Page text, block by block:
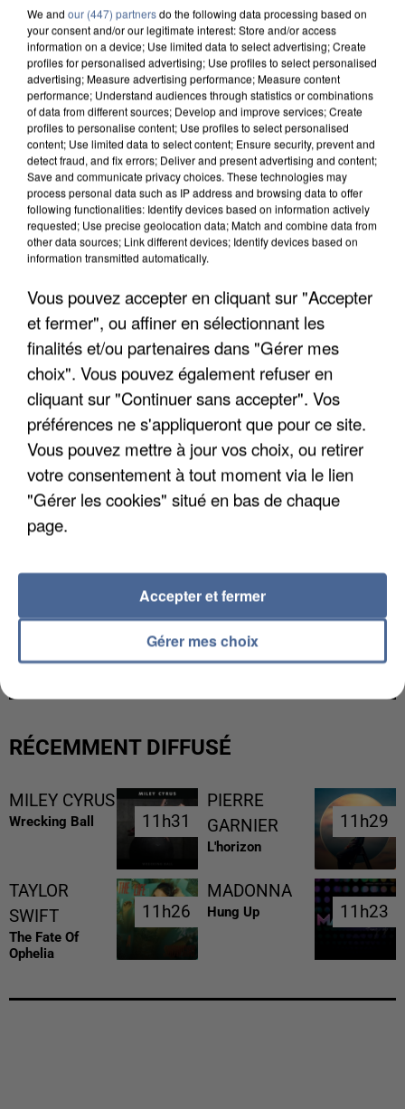
COULÉE DE BOUE EN HAUTE-SAVOIE
LES DONNÉES DE 300 000 CLIENTS DÉROBÉES À
INTERMARCHÉ APRÈS UNE...
RÉCEMMENT DIFFUSÉ
MILEY CYRUS
Wrecking Ball 11h31
11h31
PIERRE
GARNIER
L'horizon
11h29
11h29
TAYLOR
SWIFT
The Fate Of
Ophelia
11h26
11h26
MADONNA
Hung Up 11h23
11h23
We and our (447) partnersdo the following data processing based on
your consent and/or our legitimate interest: Store and/or access
information on a device; Use limited data to select advertising; Create
profiles for personalised advertising; Use profiles to select personalised
advertising; Measure advertising performance; Measure content
performance; Understand audiences through statistics or combinations
of data from different sources; Develop and improve services; Create
profiles to personalise content; Use profiles to select personalised
content; Use limited data to select content; Ensure security, prevent and
detect fraud, and fix errors; Deliver and present advertising and content;
Save and communicate privacy choices. These technologies may
process personal data such as IP address and browsing data to offer
following functionalities: Identify devices based on information actively
requested; Use precise geolocation data; Match and combine data from
other data sources; Link different devices; Identify devices based on
information transmitted automatically.
Vous pouvez accepter en cliquant sur "Accepter
et fermer", ou affiner en sélectionnant les
finalités et/ou partenaires dans "Gérer mes
choix". Vous pouvez également refuser en
cliquant sur "Continuer sans accepter". Vos
préférences ne s'appliqueront que pour ce site.
Vous pouvez mettre à jour vos choix, ou retirer
votre consentement à tout moment via le lien
"Gérer les cookies" situé en bas de chaque
page.
Gérer mes choix
Accepter et fermer